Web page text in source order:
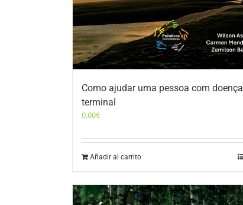
Como ajudar uma pessoa com doença
terminal
0,00€
Añadir al carrito